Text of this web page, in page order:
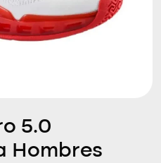
5.0
Hombres